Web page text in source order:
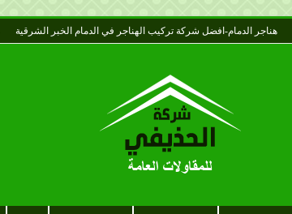
هناجر الدمام-افضل شركة تركيب الهناجر في الدمام الخبر الشرقية